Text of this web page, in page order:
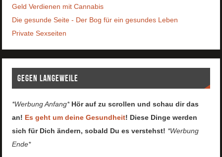
Geld Verdienen mit Cannabis
Die gesunde Seite - Der Bog für ein gesundes Leben
Private Sexseiten
Gegen Langeweile
*Werbung Anfang* Hör auf zu scrollen und schau dir das
an! Es geht um deine Gesundheit! Diese Dinge werden
sich für Dich ändern, sobald Du es verstehst! *Werbung
Ende*